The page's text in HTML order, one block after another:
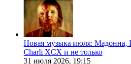
Новая музыка июля: Мадонна,
Charli XCX и не только
31 июля 2026, 19:15